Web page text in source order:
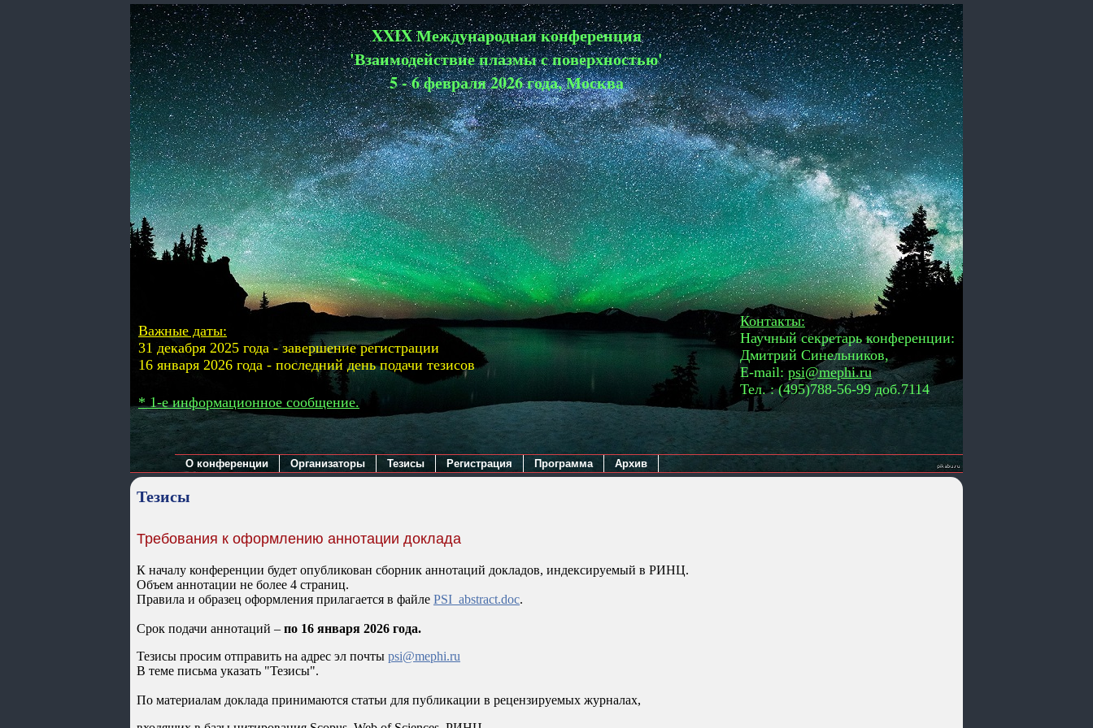
XXIX Международная конференция
'Взаимодействие плазмы с поверхностью'
5 - 6 февраля 2026 года, Москва
Важные даты:
31 декабря 2025 года - завершение регистрации
16 января 2026 года - последний день подачи тезисов
* 1-е информационное сообщение.
Контакты:
Научный секретарь конференции:
Дмитрий Синельников,
E-mail: psi@mephi.ru
Тел. : (495)788-56-99 доб.7114
О конференции Организаторы Тезисы Регистрация Программа Архив
Тезисы
Требования к оформлению аннотации доклада
К началу конференции будет опубликован сборник аннотаций докладов, индексируемый в РИНЦ.
Объем аннотации не более 4 страниц.
Правила и образец оформления прилагается в файле PSI_abstract.doc.
Cрок подачи аннотаций – по 16 января 2026 года.
Тезисы просим отправить на адрес эл почты psi@mephi.ru
В теме письма указать "Тезисы".
По материалам доклада принимаются статьи для публикации в рецензируемых журналах,